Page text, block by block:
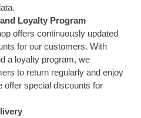
Loyalty Program
offers continuously updated
for our customers. With
a loyalty program, we
to return regularly and enjoy
offer special discounts for